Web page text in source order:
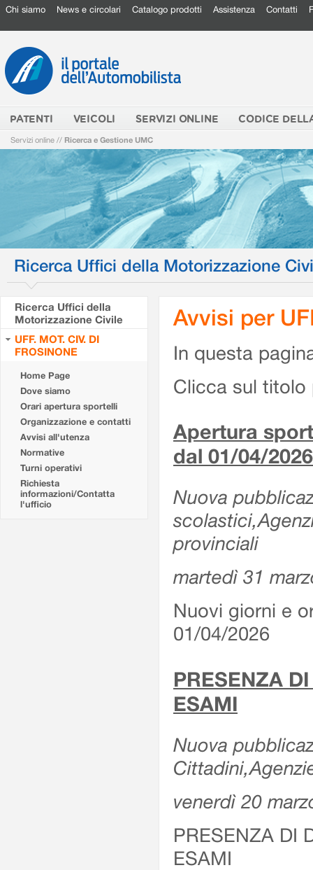
Chi siamo News e circolari Catalogo prodotti Assistenza Contatti
PATENTI VEICOLI SERVIZI ONLINE CODICE
Servizi online // Ricerca e Gestione UMC
Ricerca Uffici della Motorizzazione
Ricerca Uffici della
Motorizzazione Civile
UFF. MOT. CIV. DI
FROSINONE
Home Page
Dove siamo
Orari apertura sportelli
Organizzazione e contatti
Avvisi all'utenza
Normative
Turni operativi
Richiesta
informazioni/Contatta
l'ufficio
Avvisi per
In questa
Clicca sul titolo
Apertura
dal 01/04/2026
Nuova
provinciali
martedì 31
Nuovi giorni e
01/04/2026
PRESENZA
ESAMI
Nuova
venerdì 20
PRESENZA DI
ESAMI